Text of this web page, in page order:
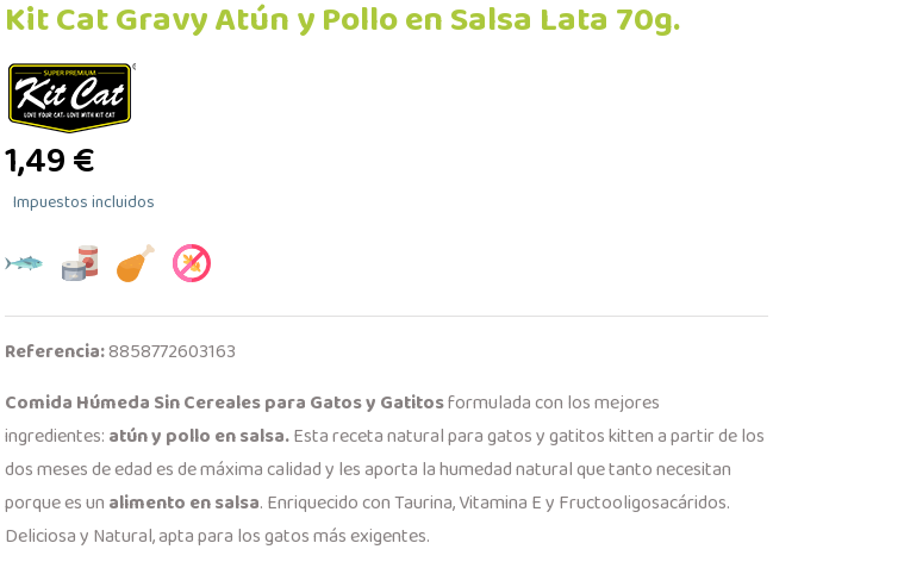
Kit Cat Gravy Atún y Pollo en Salsa Lata 70g.
1,49 €
Impuestos incluidos
Referencia:8858772603163
Comida Húmeda Sin Cereales para Gatos y Gatitosformulada con los mejores
ingredientes:atún y pollo en salsa.Esta receta natural para gatos y gatitos kitten a partir de los
dos meses de edad es de máxima calidad y les aporta la humedad natural que tanto necesitan
porque es unalimento en salsa. Enriquecido con Taurina, Vitamina E y Fructooligosacáridos.
Deliciosa y Natural, apta para los gatos más exigentes.